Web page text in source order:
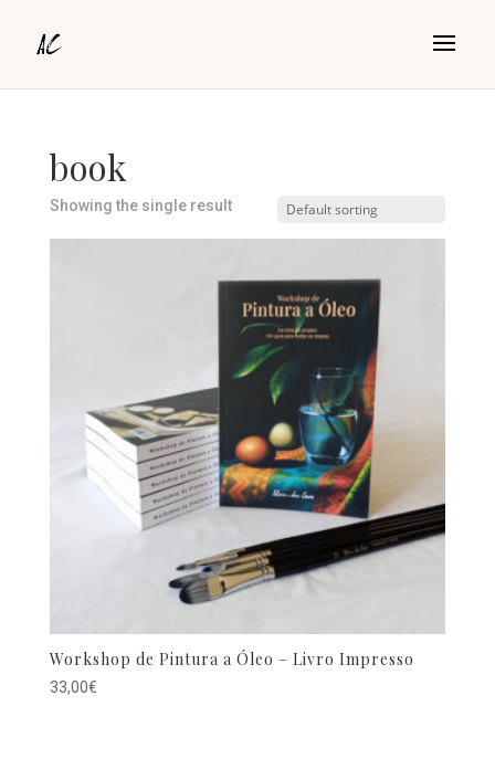
book
Showing the single result
Workshop de Pintura a Óleo – Livro Impresso
33,00€